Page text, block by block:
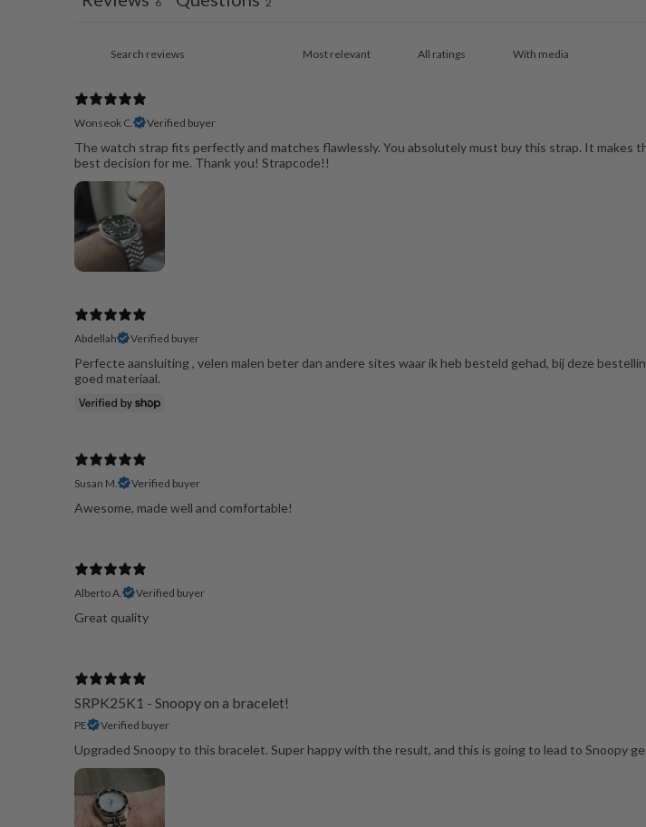
With media
Wonseok C. Verified buyer
The watch strap fits perfectly and matches flawlessly. You absolutely must buy this strap. It makes
best decision for me. Thank you! Strapcode!!
Abdellah Verified buyer
Perfecte aansluiting , velen malen beter dan andere sites waar ik heb besteld gehad, bij deze
goed materiaal.
Susan M. Verified buyer
Awesome, made well and comfortable!
Alberto A. Verified buyer
Great quality
SRPK25K1 - Snoopy on a bracelet!
PE Verified buyer
Upgraded Snoopy to this bracelet. Super happy with the result, and this is going to lead to Snoopy